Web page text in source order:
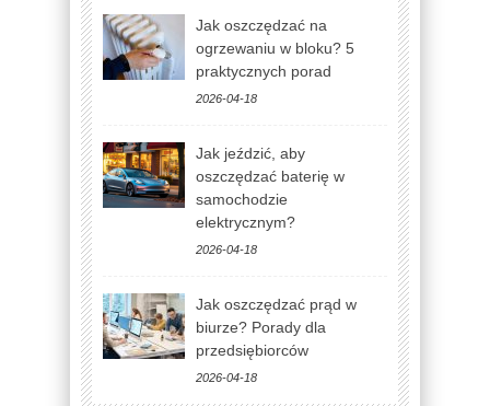
Jak oszczędzać na
ogrzewaniu w bloku? 5
praktycznych porad
2026-04-18
Jak jeździć, aby
oszczędzać baterię w
samochodzie
elektrycznym?
2026-04-18
Jak oszczędzać prąd w
biurze? Porady dla
przedsiębiorców
2026-04-18